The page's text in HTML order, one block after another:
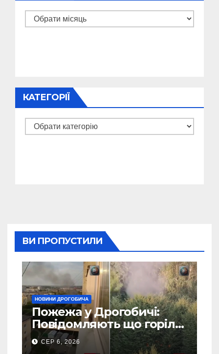
Архіви
КАТЕГОРІЇ
Категорії
ВИ ПРОПУСТИЛИ
НОВИНИ ДРОГОБИЧА
Пожежа у Дрогобичі:
Повідомляють що горіло
5 гаражів (Відео)
СЕР 6, 2026